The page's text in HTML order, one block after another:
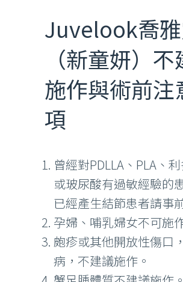
Juvelook喬
（新童妍）
施作與術前注
項
曾經對PDLLA、PLA、
或玻尿酸有過敏經驗的
已經產生結節患者請事
孕婦、哺乳婦女不可施
皰疹或其他開放性傷口
病，不建議施作。